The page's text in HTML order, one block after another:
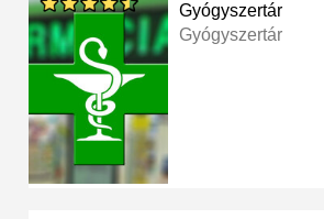
Gyógyszertár
Gyógyszertár